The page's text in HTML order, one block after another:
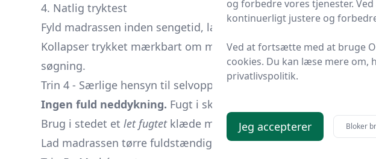
4. Natlig tryktest
Fyld madrassen inden sengetid, læg vægt (en tung rygsæk)
Kollapser trykket mærkbart om morgenen, har du en
søgning.
Trin 4 - Særlige hensyn til selvoppustelige underlag
Ingen fuld neddykning. Fugt i skummet øger vægt og
Brug i stedet et let fugtetklæde med sæbevand over små
Lad madrassen tørre fuldstændigt med åben ventil, før du lapper.
og forbedre vores tjenester.
kontinuerligt justere og
Ved at fortsætte med at bruge
cookies. Du kan læse mere om,
privatlivspolitik.
Jeg accepterer Bloker